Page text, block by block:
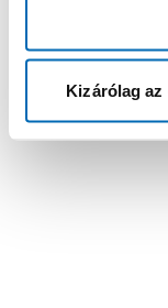
Kizárólag